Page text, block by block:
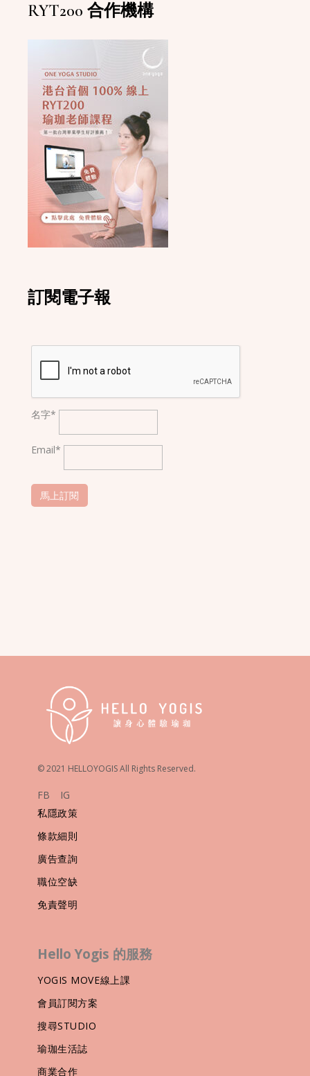
RYT200 合作機構
訂閱電子報
名字*
Email*
© 2021 HELLOYOGIS All Rights Reserved.
FB
IG
私隱政策
條款細則
廣告查詢
職位空缺
免責聲明
Hello Yogis 的服務
YOGIS MOVE線上課
會員訂閱方案
搜尋STUDIO
瑜珈生活誌
商業合作